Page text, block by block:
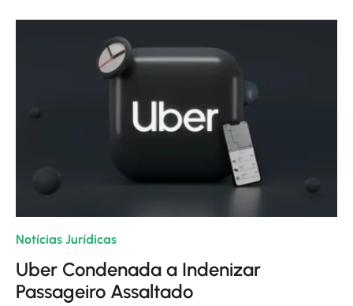
Notícias Jurídicas
Uber Condenada a Indenizar
Passageiro Assaltado